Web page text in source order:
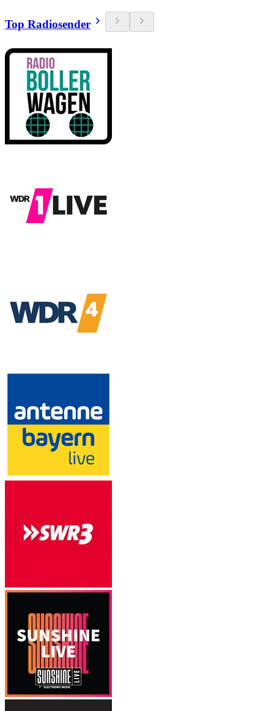
Top Radiosender